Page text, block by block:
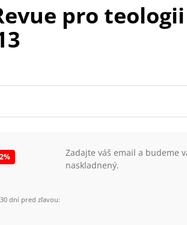
pro
2%
dní pred zľavou:
Zadajte váš email a budeme
naskladnený.